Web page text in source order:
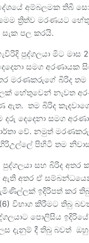
අම්බලමක තිබී
මෙම ත්‍රිත්ව මරණයට
පල කරයි.
පුද්ගලයා මිට
සමග අරණායක
මරණකරුගේ බිරිද තම
හේතුවෙන් නැවත
ඇත. තම බිරිද
දෙදෙනා සමග
වේ. නමුත්
පිහිටි තම
සහ බිරිද
අතර ඒ
ඉදිරිපත් කර තිබු
විභාග කිරීමට තිබු
පොලිසිය
දැනුම් දී තිබු බවත්